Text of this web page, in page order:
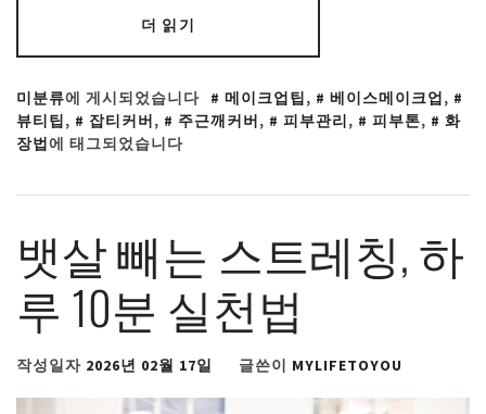
더 읽기
미분류에 게시되었습니다 메이크업팁, 베이스메이크업,
뷰티팁, 잡티커버, 주근깨커버, 피부관리, 피부톤,
화
장법에 태그되었습니다
뱃살 빼는 스트레칭, 하
루 10분 실천법
작성일자 2026년 02월 17일 글쓴이 MYLIFETOYOU